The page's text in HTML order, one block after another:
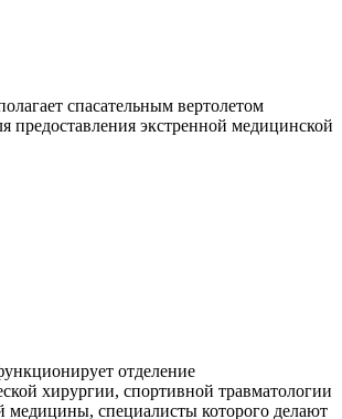
спасательным вертолетом
предоставления экстренной медицинской
отделение
хирургии, спортивной травматологии
медицины, специалисты которого делают